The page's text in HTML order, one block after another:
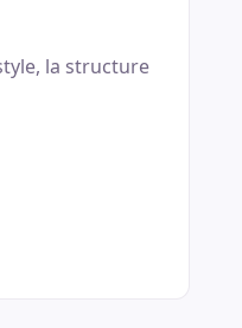
la structure